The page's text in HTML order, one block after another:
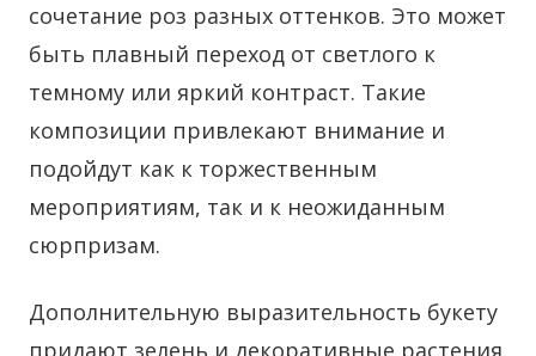
сочетание роз разных оттенков. Это может
быть плавный переход от светлого к
темному или яркий контраст. Такие
композиции привлекают внимание и
подойдут как к торжественным
мероприятиям, так и к неожиданным
сюрпризам.
Дополнительную выразительность букету
придают зелень и декоративные растения.